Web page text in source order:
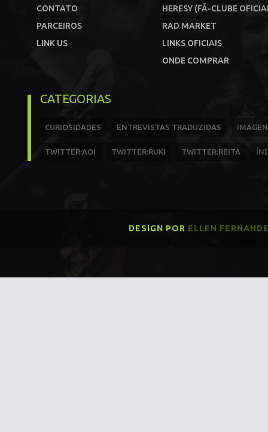
CONTATO
PARCEIROS
LINK US
HERESY (FÃ-CLUBE
RAD MARKET
LINKS OFICIAIS
ONDE COMPRAR
CATEGORIAS
CURIOSIDADES ENTREVISTAS TRADUZIDAS
TWITTER:AOI TWITTER:RUKI TWITTER:REITA
DESIGN POR ELLEN